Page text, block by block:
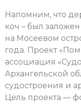
Напомним, что
коч – был заложен
на Мосеевом
года. Проект
ассоциация
Архангельской
судостроения и
Цель проекта —